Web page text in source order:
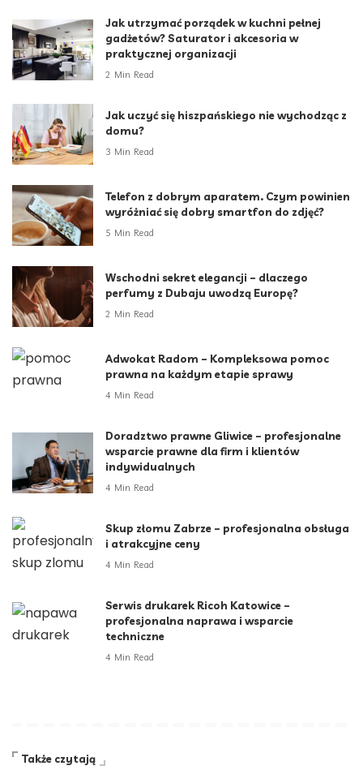
Jak utrzymać porządek w kuchni pełnej
gadżetów? Saturator i akcesoria w
praktycznej organizacji
2 Min Read
Jak uczyć się hiszpańskiego nie wychodząc z
domu?
3 Min Read
Telefon z dobrym aparatem. Czym powinien
wyróżniać się dobry smartfon do zdjęć?
5 Min Read
Wschodni sekret elegancji – dlaczego
perfumy z Dubaju uwodzą Europę?
2 Min Read
Adwokat Radom – Kompleksowa pomoc
prawna na każdym etapie sprawy
4 Min Read
Doradztwo prawne Gliwice – profesjonalne
wsparcie prawne dla firm i klientów
indywidualnych
4 Min Read
Skup złomu Zabrze – profesjonalna obsługa
i atrakcyjne ceny
4 Min Read
Serwis drukarek Ricoh Katowice –
profesjonalna naprawa i wsparcie
techniczne
4 Min Read
Także czytają